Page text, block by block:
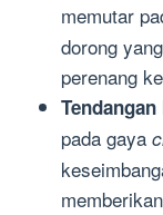
memutar
dorong
perenang
pada gaya